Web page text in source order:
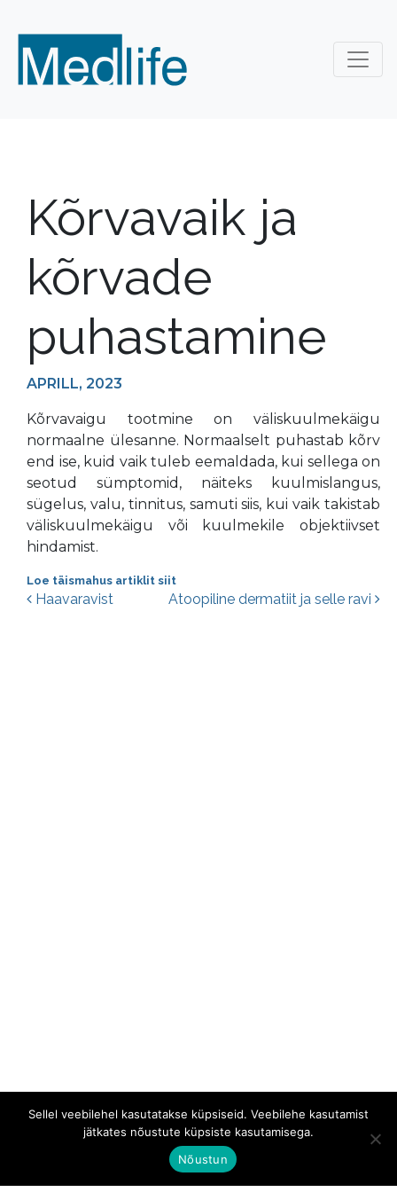
Kõrvavaik ja
kõrvade
puhastamine
APRILL, 2023
Kõrvavaigu tootmine on väliskuulmekäigu
normaalne ülesanne. Normaalselt puhastab kõrv
end ise, kuid vaik tuleb eemaldada, kui sellega on
seotud sümptomid, näiteks kuulmislangus,
sügelus, valu, tinnitus, samuti siis, kui vaik takistab
väliskuulmekäigu või kuulmekile objektiivset
hindamist.
Loe täismahus artiklit siit
Postituste navigatsioon
Haavaravist Atoopiline dermatiit ja selle ravi
Sellel veebilehel kasutatakse küpsiseid. Veebilehe kasutamist
jätkates nõustute küpsiste kasutamisega.
Nõustun